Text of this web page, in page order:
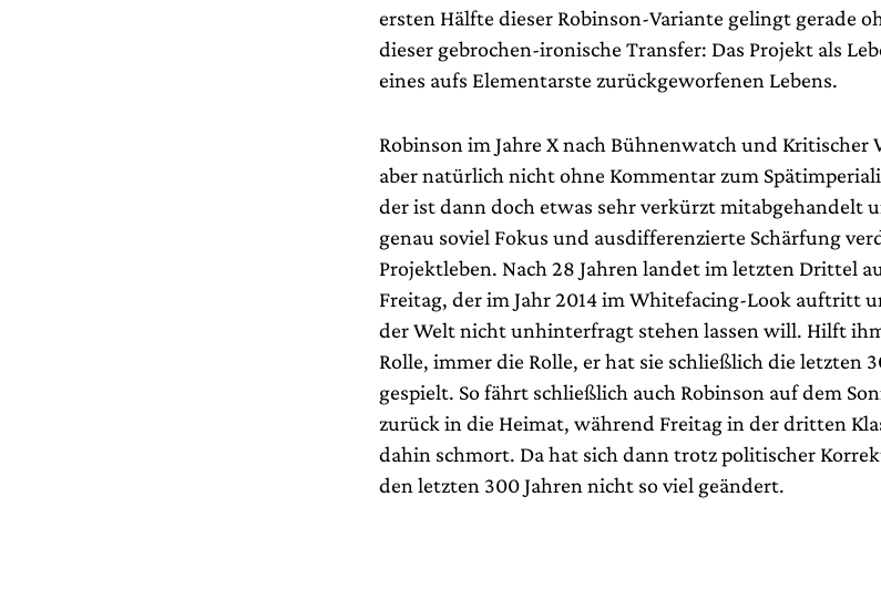
ersten Hälfte dieser Robinson-Variante gelingt gerade
dieser gebrochen-ironische Transfer: Das Projekt als
eines aufs Elementarste zurückgeworfenen Lebens.
Robinson im Jahre X nach Bühnenwatch und Kritischer
aber natürlich nicht ohne Kommentar zum
der ist dann doch etwas sehr verkürzt mitabgehandelt
genau soviel Fokus und ausdifferenzierte Schärfung
Projektleben. Nach 28 Jahren landet im letzten Drittel
Freitag, der im Jahr 2014 im Whitefacing-Look auftritt
der Welt nicht unhinterfragt stehen lassen will. Hilft
Rolle, immer die Rolle, er hat sie schließlich die letzten
gespielt. So fährt schließlich auch Robinson auf dem
zurück in die Heimat, während Freitag in der dritten
dahin schmort. Da hat sich dann trotz politischer
den letzten 300 Jahren nicht so viel geändert.